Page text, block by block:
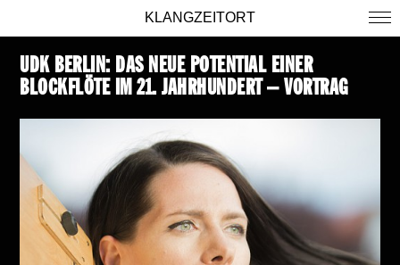
KLANGZEITORT
UDK BERLIN: DAS NEUE POTENTIAL EINER
BLOCKFLÖTE IM 21. JAHRHUNDERT – VORTRAG